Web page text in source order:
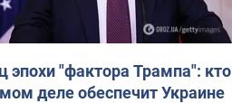
эпохи "фактора Трампа": кто
деле обеспечит Украине